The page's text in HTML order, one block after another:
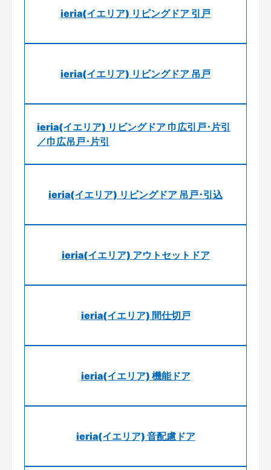
ieria(イエリア) リビングドア 引戸
ieria(イエリア) リビングドア 吊戸
ieria(イエリア) リビングドア 巾広引戸･片引
／巾広吊戸･片引
ieria(イエリア) リビングドア 吊戸･引込
ieria(イエリア) アウトセットドア
ieria(イエリア) 間仕切戸
ieria(イエリア) 機能ドア
ieria(イエリア) 音配慮ドア